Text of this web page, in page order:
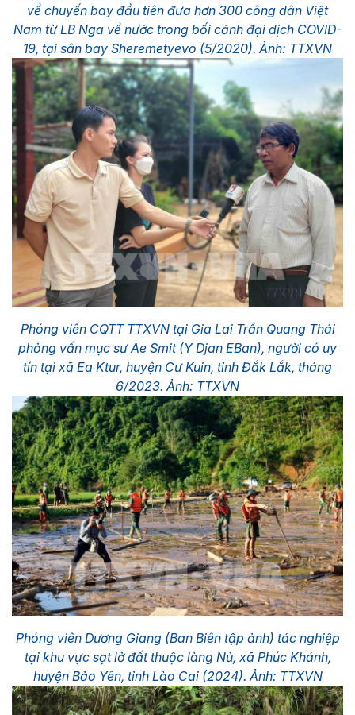
về chuyến bay đầu tiên đưa hơn 300 công dân Việt
Nam từ LB Nga về nước trong bối cảnh đại dịch COVID-
19, tại sân bay Sheremetyevo (5/2020). Ảnh: TTXVN
Phóng viên CQTT TTXVN tại Gia Lai Trần Quang Thái
phỏng vấn mục sư Ae Smit (Y Djan EBan), người có uy
tín tại xã Ea Ktur, huyện Cư Kuin, tỉnh Đắk Lắk, tháng
6/2023. Ảnh: TTXVN
Phóng viên Dương Giang (Ban Biên tập ảnh) tác nghiệp
tại khu vực sạt lở đất thuộc làng Nủ, xã Phúc Khánh,
huyện Bảo Yên, tỉnh Lào Cai (2024). Ảnh: TTXVN